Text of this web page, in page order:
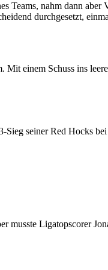
Teams, nahm dann aber
durchgesetzt,
einem Schuss ins
Sieg seiner Red Hocks bei
musste Ligatopscorer